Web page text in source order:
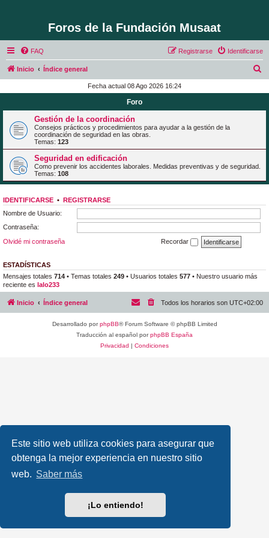
Este sitio web utiliza cookies para asegurar que
obtenga la mejor experiencia en nuestro sitio
web. Saber más
¡Lo entiendo!
Foros de la Fundación Musaat
FAQ Identificarse
Registrarse
Inicio Índice general
c
Fecha actual 08 Ago 2026 16:24
Foro
Gestión de la coordinación
Consejos prácticos y procedimientos para ayudar a la gestión de la
coordinación de seguridad en las obras.
Temas: 123
Seguridad en edificación
Como prevenir los accidentes laborales. Medidas preventivas y de seguridad.
Temas: 108
IDENTIFICARSE • REGISTRARSE
Nombre de Usuario:
Contraseña:
Olvidé mi contraseña
Recordar
ESTADÍSTICAS
Mensajes totales 714 • Temas totales 249 • Usuarios totales 577 • Nuestro usuario más
reciente es lalo233
Inicio Índice general Todos los horarios son UTC+02:00
Desarrollado porphpBB® Forum Software © phpBB Limited
Traducción al español porphpBB España
Privacidad | Condiciones